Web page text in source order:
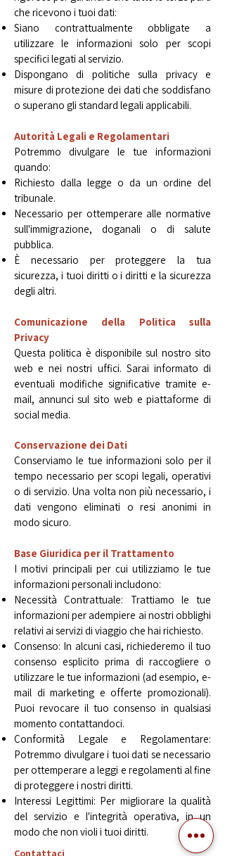
che ricevono i tuoi dati:
Siano contrattualmente obbligate a
utilizzare le informazioni solo per scopi
specifici legati al servizio.
Dispongano di politiche sulla privacy e
misure di protezione dei dati che soddisfano
o superano gli standard legali applicabili.​
Autorità Legali e Regolamentari
Potremmo divulgare le tue informazioni
quando:
Richiesto dalla legge o da un ordine del
tribunale.
Necessario per ottemperare alle normative
sull'immigrazione, doganali o di salute
pubblica.
È necessario per proteggere la tua
sicurezza, i tuoi diritti o i diritti e la sicurezza
degli altri.
Comunicazione della Politica sulla
Privacy
Questa politica è disponibile sul nostro sito
web e nei nostri uffici. Sarai informato di
eventuali modifiche significative tramite e-
mail, annunci sul sito web e piattaforme di
social media.
Conservazione dei Dati​
Conserviamo le tue informazioni solo per il
tempo necessario per scopi legali, operativi
o di servizio. Una volta non più necessario, i
dati vengono eliminati o resi anonimi in
modo sicuro.​
Base Giuridica per il Trattamento
I motivi principali per cui utilizziamo le tue
informazioni personali includono:
Necessità Contrattuale: Trattiamo le tue
informazioni per adempiere ai nostri obblighi
relativi ai servizi di viaggio che hai richiesto.
Consenso: In alcuni casi, richiederemo il tuo
consenso esplicito prima di raccogliere o
utilizzare le tue informazioni (ad esempio, e-
mail di marketing e offerte promozionali).
Puoi revocare il tuo consenso in qualsiasi
momento contattandoci.
Conformità Legale e Regolamentare:
Potremmo divulgare i tuoi dati se necessario
per ottemperare a leggi e regolamenti al fine
di proteggere i nostri diritti.
Interessi Legittimi: Per migliorare la qualità
del servizio e l'integrità operativa, in un
modo che non violi i tuoi diritti.​
Contattaci